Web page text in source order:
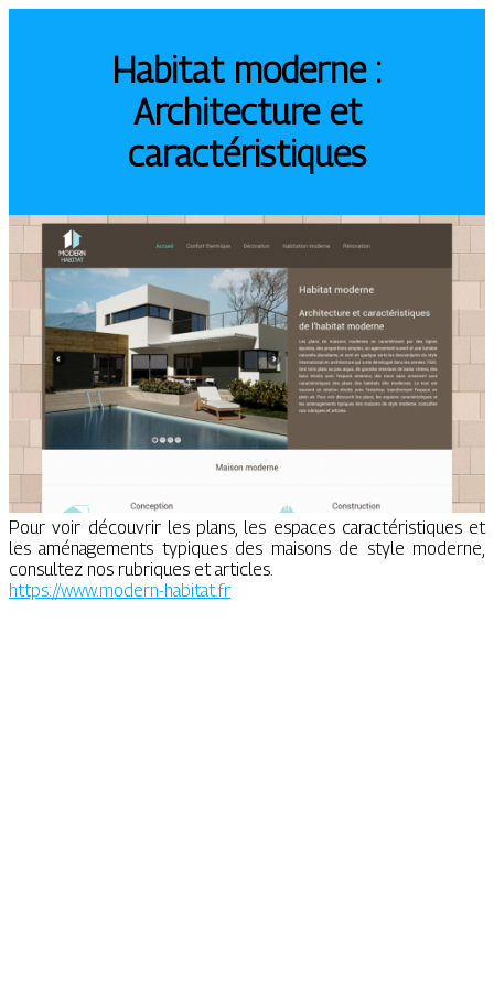
Habitat moderne :
Architecture et
caractéristiques
Pour voir découvrir les plans, les espaces caractéristiques et
les aménagements typiques des maisons de style moderne,
consultez nos rubriques et articles.
https://www.modern-habitat.fr